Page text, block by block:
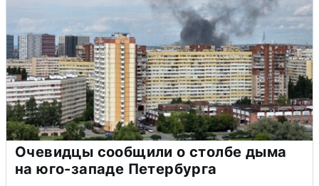
Очевидцы сообщили о столбе дыма
на юго-западе Петербурга